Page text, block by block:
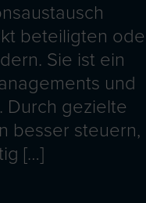
beteiligten
Sie ist ein
und
Durch gezielte
besser steuern,
[…]